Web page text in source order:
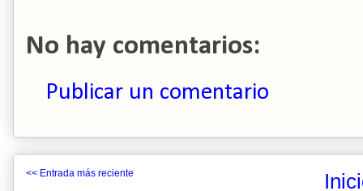
No hay comentarios:
Publicar un comentario
<< Entrada más reciente